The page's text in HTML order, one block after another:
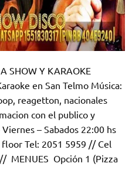
SHOW Y KARAOKE
en San Telmo Música:
reagetton, nacionales
con el publico y
– Sabados 22:00 hs
Tel: 2051 5959 // Cel
MENUES Opción 1 (Pizza